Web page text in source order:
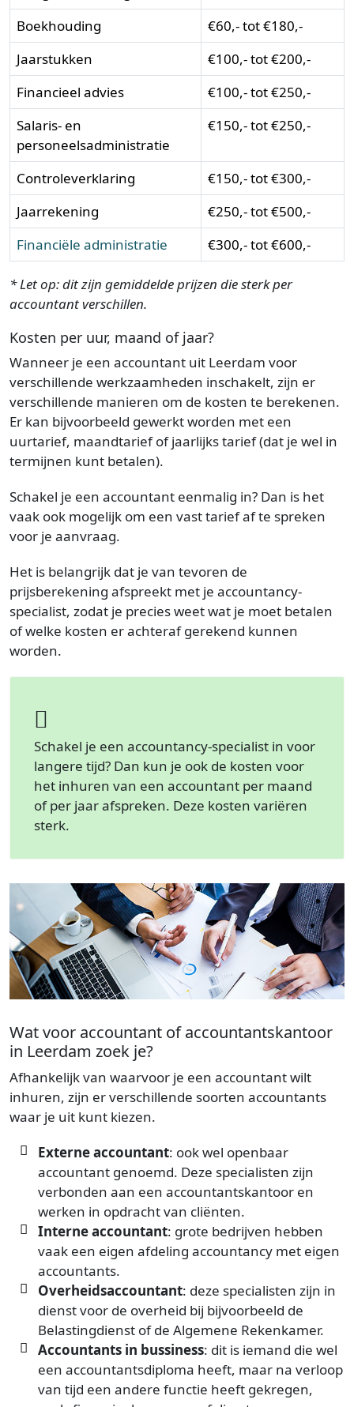
Boekhouding
€60,- tot €180,-
Jaarstukken
€100,- tot €200,-
Financieel advies
€100,- tot €250,-
Salaris- en
personeelsadministratie
€150,- tot €250,-
Controleverklaring
€150,- tot €300,-
Jaarrekening
€250,- tot €500,-
Financiële administratie
€300,- tot €600,-
* Let op: dit zijn gemiddelde prijzen die sterk per
accountant verschillen.
Kosten per uur, maand of jaar?
Wanneer je een accountant uit Leerdam voor
verschillende werkzaamheden inschakelt, zijn er
verschillende manieren om de kosten te berekenen.
Er kan bijvoorbeeld gewerkt worden met een
uurtarief, maandtarief of jaarlijks tarief (dat je wel in
termijnen kunt betalen).
Schakel je een accountant eenmalig in? Dan is het
vaak ook mogelijk om een vast tarief af te spreken
voor je aanvraag.
Het is belangrijk dat je van tevoren de
prijsberekening afspreekt met je accountancy-
specialist, zodat je precies weet wat je moet betalen
of welke kosten er achteraf gerekend kunnen
worden.
Schakel je een accountancy-specialist in voor
langere tijd? Dan kun je ook de kosten voor
het inhuren van een accountant per maand
of per jaar afspreken. Deze kosten variëren
sterk.
Wat voor accountant of accountantskantoor
in Leerdam zoek je?
Afhankelijk van waarvoor je een accountant wilt
inhuren, zijn er verschillende soorten accountants
waar je uit kunt kiezen.
Externe accountant: ook wel openbaar
accountant genoemd. Deze specialisten zijn
verbonden aan een accountantskantoor en
werken in opdracht van cliënten.
Interne accountant: grote bedrijven hebben
vaak een eigen afdeling accountancy met eigen
accountants.
Overheidsaccountant: deze specialisten zijn in
dienst voor de overheid bij bijvoorbeeld de
Belastingdienst of de Algemene Rekenkamer.
Accountants in bussiness: dit is iemand die wel
een accountantsdiploma heeft, maar na verloop
van tijd een andere functie heeft gekregen,